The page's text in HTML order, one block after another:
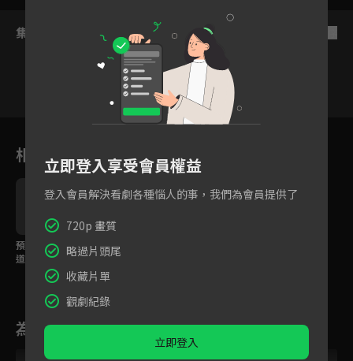
集數列表
6 7 8
相關花絮
預告：天降聖女戀上霸
道君主，甜寵古裝爆笑
為您推薦
立即登入享受會員權益
登入會員解決看劇各種惱人的事，我們為會員提供了
720p 畫質
略過片頭尾
收藏片單
觀劇紀錄
立即登入